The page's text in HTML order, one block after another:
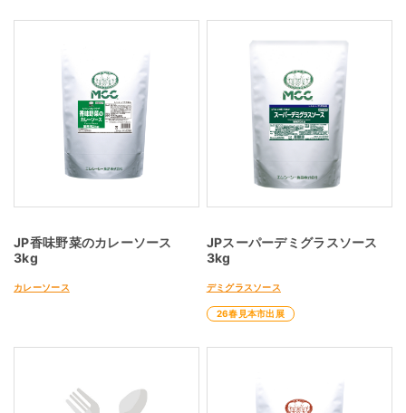
JP香味野菜のカレーソース
3kg
カレーソース
JPスーパーデミグラスソース
3kg
デミグラスソース
26春見本市出展